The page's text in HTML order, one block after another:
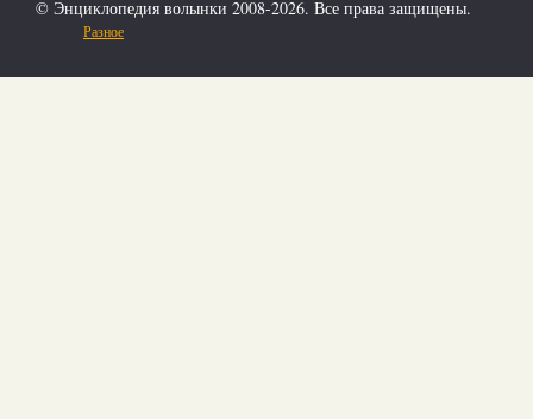
© Энциклопедия волынки 2008-2026. Все права защищены.
Разное